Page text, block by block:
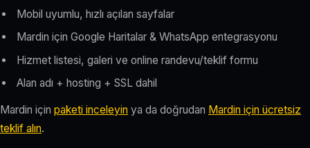
Mobil uyumlu, hızlı açılan sayfalar
Mardin için Google Haritalar & WhatsApp entegrasyonu
Hizmet listesi, galeri ve online randevu/teklif formu
Alan adı + hosting + SSL dahil
Mardin için paketi inceleyin ya da doğrudan Mardin için ücretsiz
teklif alın.